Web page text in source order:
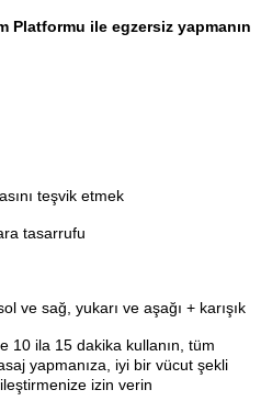
Platformu ile egzersiz yapmanın
teşvik etmek
tasarrufu
ve sağ, yukarı ve aşağı + karışık
10 ila 15 dakika kullanın, tüm
yapmanıza, iyi bir vücut şekli
izin verin